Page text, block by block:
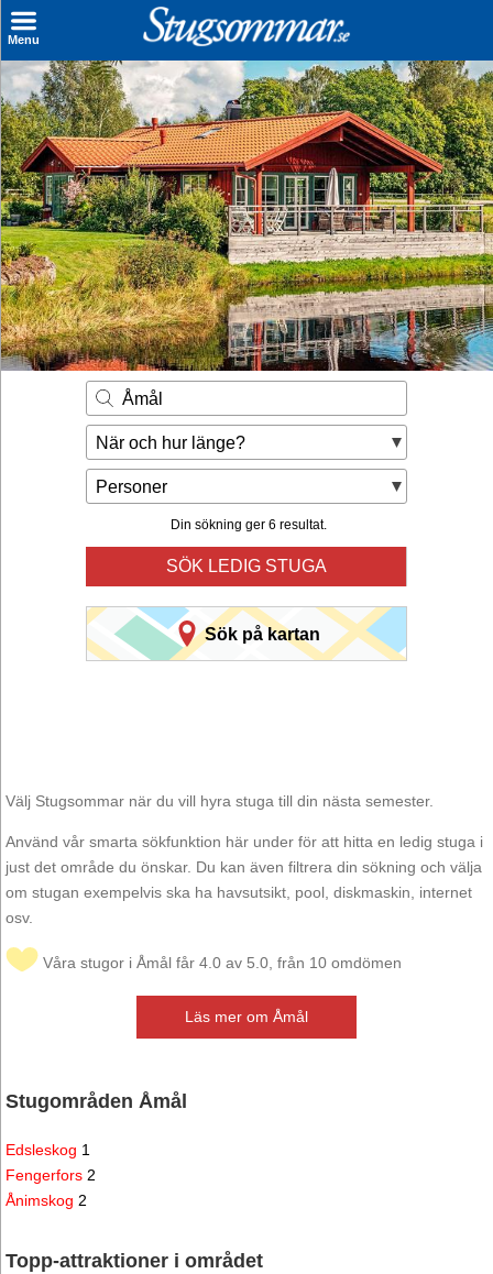
Menu
Sök stuga
Sista Minuten
Genvägar
Inspiration
Kontakt
Husägare
Se hur mycket du kan tjäna
Räkna ut din
hyresintäkt
Åmål
När och hur länge?
Personer
Din sökning ger 6 resultat.
SÖK LEDIG STUGA
Sök på kartan
Välj Stugsommar när du vill hyra stuga till din nästa semester.
Använd vår smarta sökfunktion här under för att hitta en ledig stuga i
just det område du önskar. Du kan även filtrera din sökning och välja
om stugan exempelvis ska ha havsutsikt, pool, diskmaskin, internet
osv.
Läs mer om Åmål
Våra stugor i Åmål får 4.0 av 5.0, från 10 omdömen
Stugområden Åmål
Edsleskog 1
Fengerfors 2
Ånimskog 2
Topp-attraktioner i området